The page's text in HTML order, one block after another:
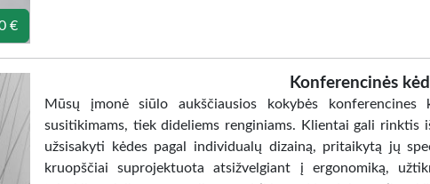
€
Konferencinės
Mūsų įmonė siūlo aukščiausios kokybės
susitikimams, tiek dideliems renginiams. Klientai gali rinktis
užsisakyti kėdes pagal individualų dizainą, pritaikytą jų
kruopščiai suprojektuota atsižvelgiant į ergonomiką,